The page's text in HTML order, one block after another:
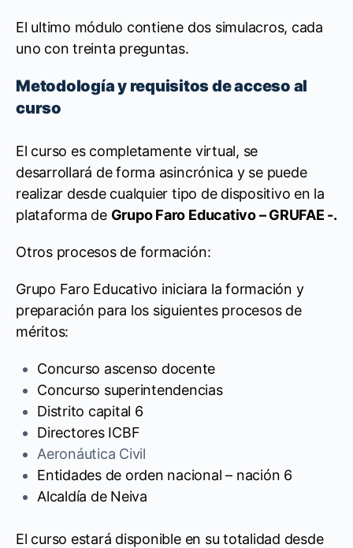
El ultimo módulo contiene dos simulacros, cada
uno con treinta preguntas.
Metodología y requisitos de acceso al
curso
El curso es completamente virtual, se
desarrollará de forma asincrónica y se puede
realizar desde cualquier tipo de dispositivo en la
plataforma de Grupo Faro Educativo – GRUFAE -.
Otros procesos de formación:
Grupo Faro Educativo iniciara la formación y
preparación para los siguientes procesos de
méritos:
Concurso ascenso docente
Concurso superintendencias
Distrito capital 6
Directores ICBF
Aeronáutica Civil
Entidades de orden nacional – nación 6
Alcaldía de Neiva
El curso estará disponible en su totalidad desde